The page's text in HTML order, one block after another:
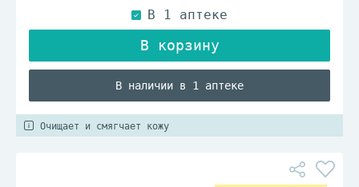
В наличии в 1 аптеке
Очищает и смягчает кожу